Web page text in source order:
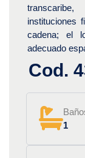
instituciones
cadena; el
adecuado
Cod.
1